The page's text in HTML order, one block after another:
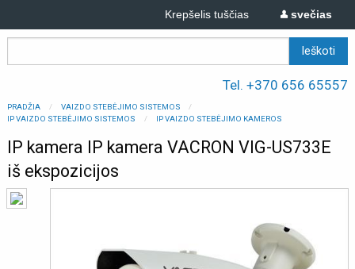
svečias
Krepšelis tuščias
Tel. +370 656 65557
PRADŽIA
VAIZDO STEBĖJIMO SISTEMOS
IP VAIZDO STEBĖJIMO SISTEMOS
IP VAIZDO STEBĖJIMO KAMEROS
IP kamera IP kamera VACRON VIG-US733E
iš ekspozicijos